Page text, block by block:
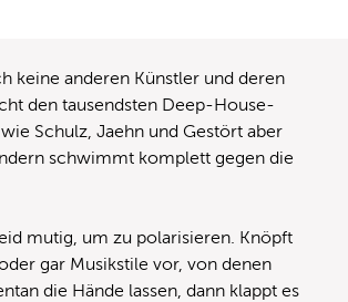
keine anderen Künstler und deren
den tausendsten Deep-House-
Schulz, Jaehn und Gestört aber
schwimmt komplett gegen die
mutig, um zu polarisieren. Knöpft
gar Musikstile vor, von denen
die Hände lassen, dann klappt es